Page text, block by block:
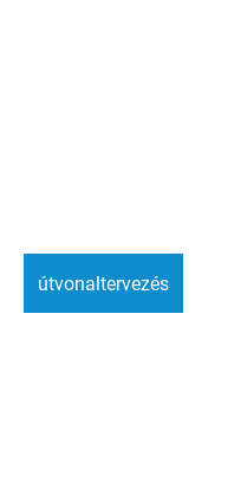
útvonaltervezés